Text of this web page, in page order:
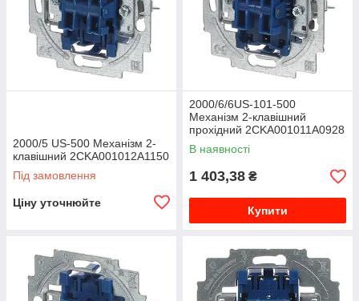
2000/5 US-500 Механізм 2-
клавішний 2CKA001012A1150
Під замовлення
Ціну уточнюйте
2000/6/6US-101-500
Механізм 2-клавішний
прохідний 2CKA001011A0928
В наявності
1 403,38 ₴
Купити